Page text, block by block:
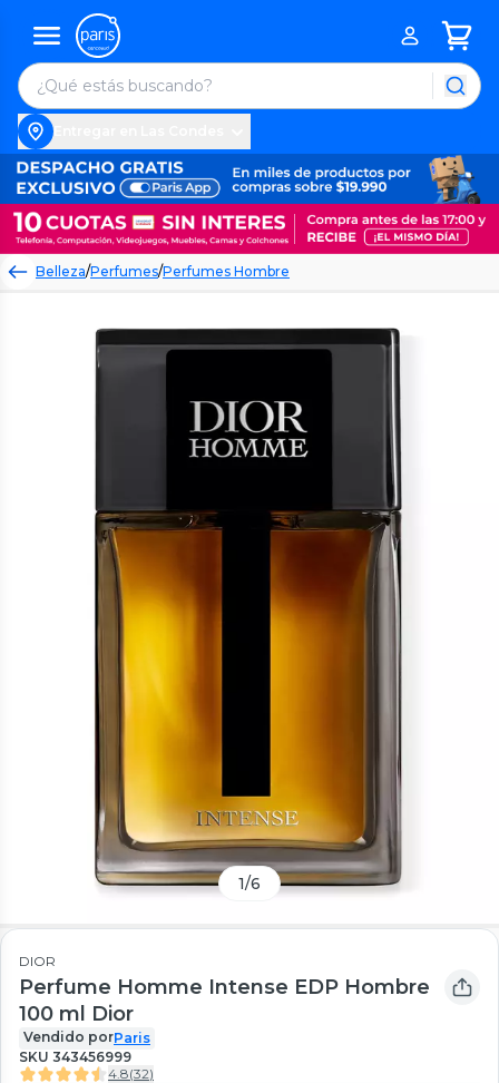
Belleza/Perfumes/Perfumes Hombre
1/6
DIOR
Perfume Homme Intense EDP Hombre
100 ml Dior
Vendido porParis
SKU 343456999
4.8(32)